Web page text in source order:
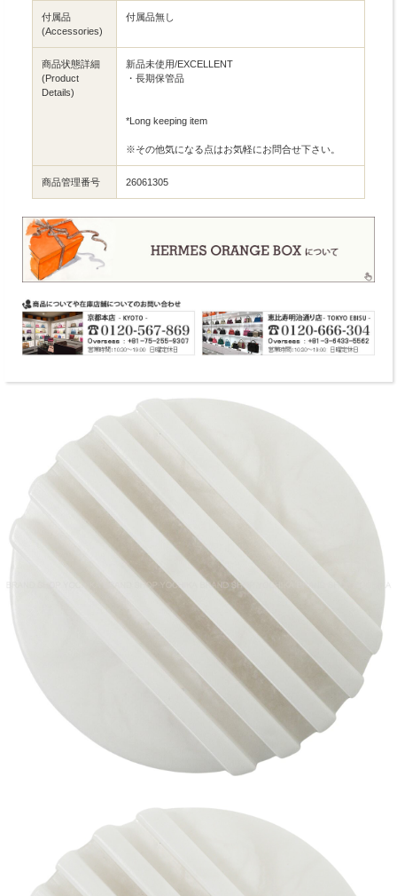
付属品
(Accessories)
付属品無し
商品状態詳細
(Product
Details)
新品未使用/EXCELLENT
・長期保管品
*Long keeping item
※その他気になる点はお気軽にお問合せ下さい。
商品管理番号 26061305